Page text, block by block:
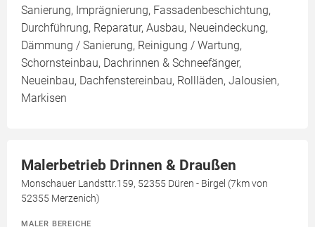
Sanierung, Imprägnierung, Fassadenbeschichtung,
Durchführung, Reparatur, Ausbau, Neueindeckung,
Dämmung / Sanierung, Reinigung / Wartung,
Schornsteinbau, Dachrinnen & Schneefänger,
Neueinbau, Dachfenstereinbau, Rollläden, Jalousien,
Markisen
Malerbetrieb Drinnen & Draußen
Monschauer Landsttr.159, 52355 Düren - Birgel (7km von
52355 Merzenich)
MALER BEREICHE